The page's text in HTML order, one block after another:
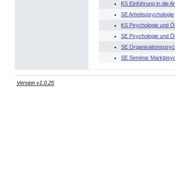
KS Einführung in die
SE Arbeitspsychologie
KS Psychologie und
SE Psychologie und
SE
SE Seminar
Version v1.0.25